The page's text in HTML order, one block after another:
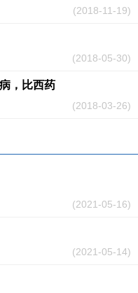
(2018-11-19)
(2018-05-30)
，比西药
(2018-03-26)
(2021-05-16)
(2021-05-14)